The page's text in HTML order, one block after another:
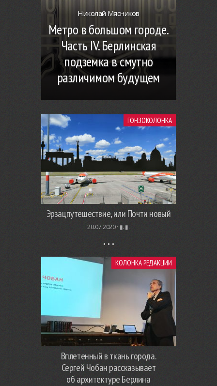
Николай Мясников
Метро в большом городе.
Часть IV. Берлинская
подземка в смутно
различимом будущем
ГОНЗОКОЛОНКА
Эрзацпутешествие, или Почти новый
20.07.2020 · ▮. ▮.
КОЛОНКА РЕДАКЦИИ
Вплетенный в ткань города.
Сергей Чобан рассказывает
об архитектуре Берлина